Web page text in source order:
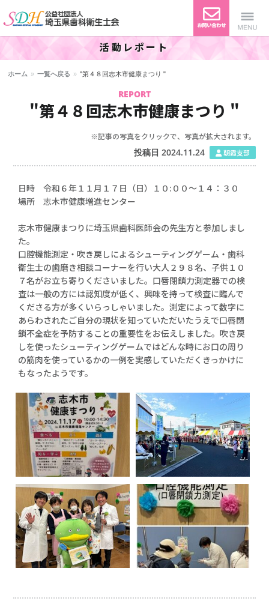
公益社団法人 埼玉県歯科衛生 Menu
活動レポート
ホーム » 一覧へ戻る » "第４８回志木市健康まつり "
REPORT
"第４８回志木市健康まつり "
※記事の写真をクリックで、写真が拡大されます。
朝霞支部
投稿日 2024.11.24
日時 令和６年１１月１７日（日）１０:００～１４：３０
場所 志木市健康増進センター
志木市健康まつりに埼玉県歯科医師会の先生方と参加しまし
た。
口腔機能測定・吹き戻しによるシューティングゲーム・歯科
衛生士の歯磨き相談コーナーを行い大人２９８名、子供１０
７名がお立ち寄りくださいました。口唇閉鎖力測定器での検
査は一般の方には認知度が低く、興味を持って検査に臨んで
くださる方が多くいらっしゃいました。測定によって数字に
あらわされたご自分の現状を知っていただいたうえで口唇閉
鎖不全症を予防することの重要性をお伝えしました。吹き戻
しを使ったシューティングゲームではどんな時にお口の周り
の筋肉を使っているかの一例を実感していただくきっかけに
もなったようです。